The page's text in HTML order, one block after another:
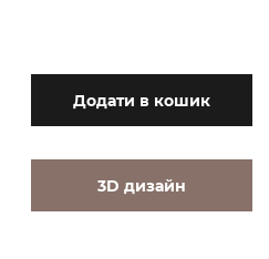
Додати в кошик
3D дизайн